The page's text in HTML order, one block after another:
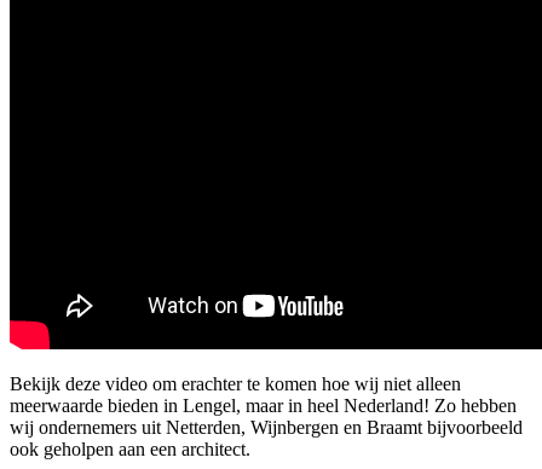
Bekijk deze video om erachter te komen hoe wij niet alleen
meerwaarde bieden in Lengel, maar in heel Nederland! Zo hebben
wij ondernemers uit Netterden, Wijnbergen en Braamt bijvoorbeeld
ook geholpen aan een architect.